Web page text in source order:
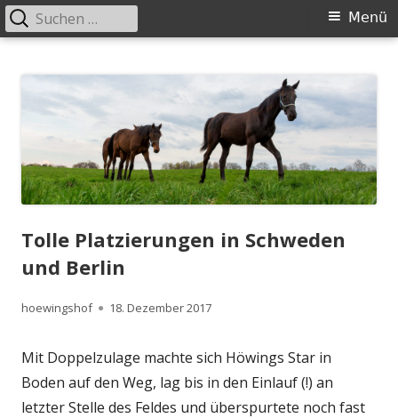
zum
Primäres
Menü
Suchen
nach:
Tolle Platzierungen in Schweden
und Berlin
Autor
hoewingshof
Veröffentlicht
18. Dezember 2017
Mit Doppelzulage machte sich Höwings Star in
Boden auf den Weg, lag bis in den Einlauf (!) an
letzter Stelle des Feldes und überspurtete noch fast